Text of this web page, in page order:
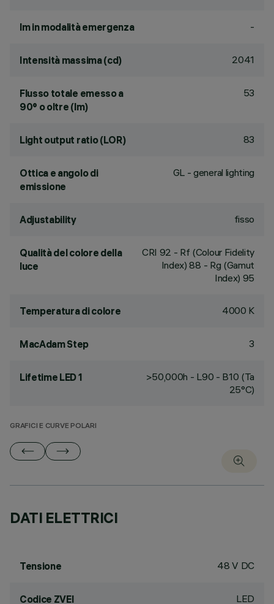
lm in modalità emergenza -
Intensità massima (cd) 2041
Flusso totale emesso a
90° o oltre (lm)
53
Light output ratio (LOR) 83
Ottica e angolo di
emissione
GL - general lighting
Adjustability fisso
Qualità del colore della
luce
CRI 92 - Rf (Colour Fidelity
Index) 88 - Rg (Gamut
Index) 95
Temperatura di colore 4000 K
MacAdam Step 3
Lifetime LED 1
>50,000h - L90 - B10 (Ta
25°C)
GRAFICI E CURVE POLARI
DATI ELETTRICI
Tensione 48 V DC
Codice ZVEI LED